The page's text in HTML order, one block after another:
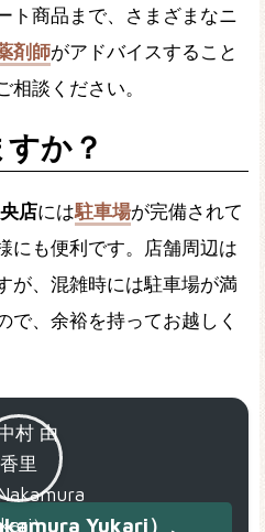
ト商品まで、さまざまなニ
剤師がアドバイスすること
相談ください。
か？
店には駐車場が完備されて
にも便利です。店舗周辺は
が、混雑時には駐車場が満
で、余裕を持ってお越しく
Yukari）、